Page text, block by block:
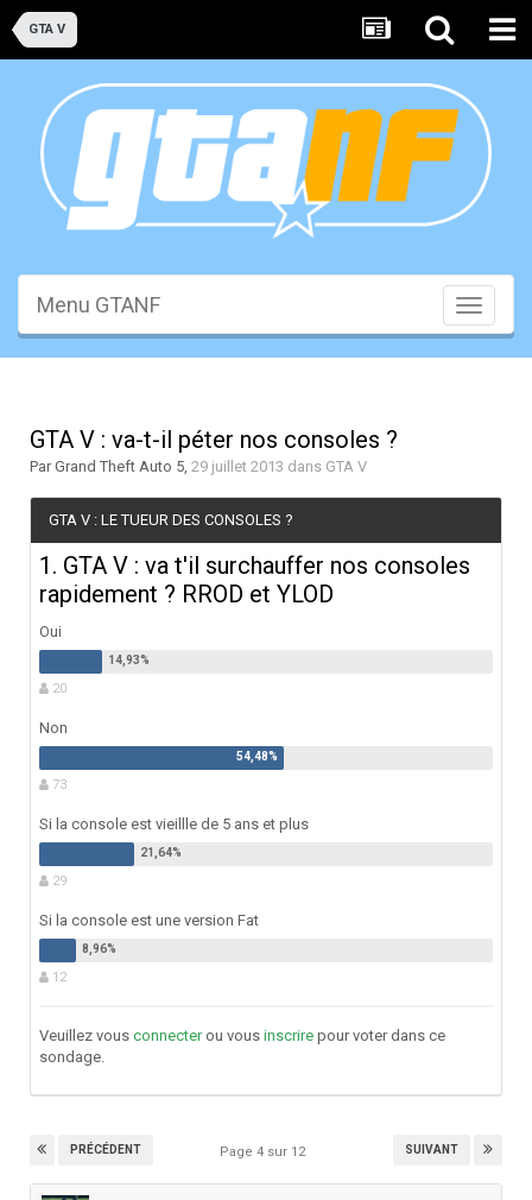
GTA V
Toggle
Menu GTANF
GTA V : va-t-il péter nos consoles ?
ParGrand Theft Auto 5, 29 juillet 2013 dans GTA V
GTA V : LE TUEUR DES CONSOLES ?
1. GTA V : va t'il surchauffer nos consoles
rapidement ? RROD et YLOD
Oui
20
Non
73
Si la console est vieillle de 5 ans et plus
29
Si la console est une version Fat
12
Veuillez vous connecterou vous inscrire pour voter dans ce
sondage.
PRÉCÉDENT SUIVANT
Page 4 sur 12